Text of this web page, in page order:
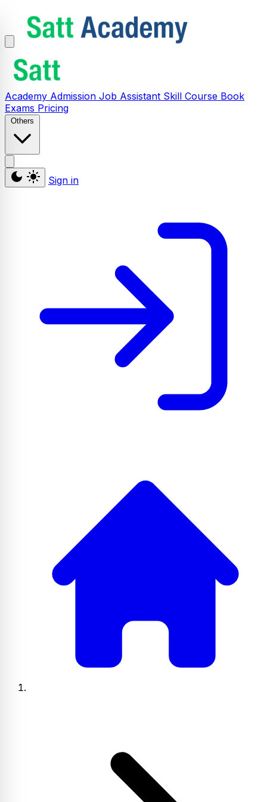
Academy Admission Job Assistant Skill Course Book
Exams Pricing
Others
Sign in